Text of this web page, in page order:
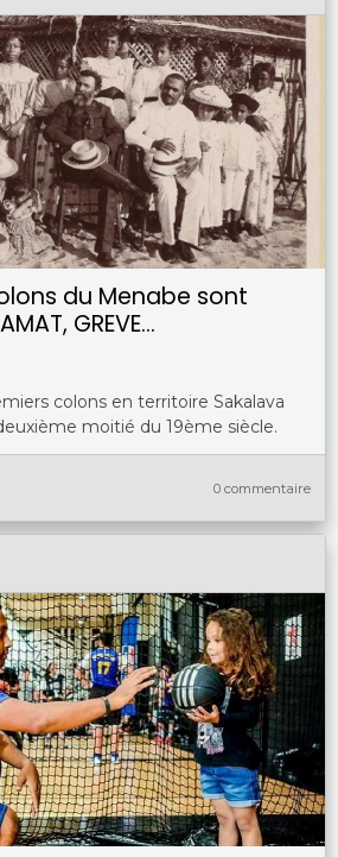
du Menabe sont
GREVE...
colons en territoire Sakalava
moitié du 19ème siècle.
0 commentaire